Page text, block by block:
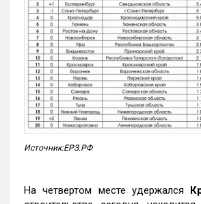
Источник:ЕРЗ.РФ
На четвертом месте удержался